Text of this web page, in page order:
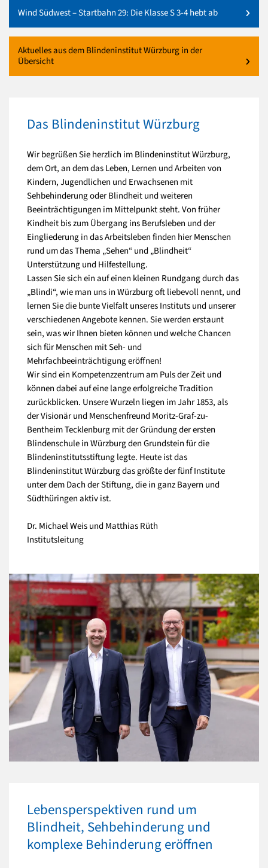
Wind Südwest – Startbahn 29: Die Klasse S 3-4 hebt ab
Aktuelles aus dem Blindeninstitut Würzburg in der
Übersicht
Das Blindeninstitut Würzburg
Wir begrüßen Sie herzlich im Blindeninstitut Würzburg,
dem Ort, an dem das Leben, Lernen und Arbeiten von
Kindern, Jugendlichen und Erwachsenen mit
Sehbehinderung oder Blindheit und weiteren
Beeinträchtigungen im Mittelpunkt steht. Von früher
Kindheit bis zum Übergang ins Berufsleben und der
Eingliederung in das Arbeitsleben finden hier Menschen
rund um das Thema „Sehen“ und „Blindheit“
Unterstützung und Hilfestellung.
Lassen Sie sich ein auf einen kleinen Rundgang durch das
„Blindi“, wie man uns in Würzburg oft liebevoll nennt, und
lernen Sie die bunte Vielfalt unseres Instituts und unserer
verschiedenen Angebote kennen. Sie werden erstaunt
sein, was wir Ihnen bieten können und welche Chancen
sich für Menschen mit Seh- und
Mehrfachbeeinträchtigung eröffnen!
Wir sind ein Kompetenzzentrum am Puls der Zeit und
können dabei auf eine lange erfolgreiche Tradition
zurückblicken. Unsere Wurzeln liegen im Jahr 1853, als
der Visionär und Menschenfreund Moritz-Graf-zu-
Bentheim Tecklenburg mit der Gründung der ersten
Blindenschule in Würzburg den Grundstein für die
Blindeninstitutsstiftung legte. Heute ist das
Blindeninstitut Würzburg das größte der fünf Institute
unter dem Dach der Stiftung, die in ganz Bayern und
Südthüringen aktiv ist.
Dr. Michael Weis und Matthias Rüth
Institutsleitung
Lebensperspektiven rund um
Blindheit, Sehbehinderung und
komplexe Behinderung eröffnen